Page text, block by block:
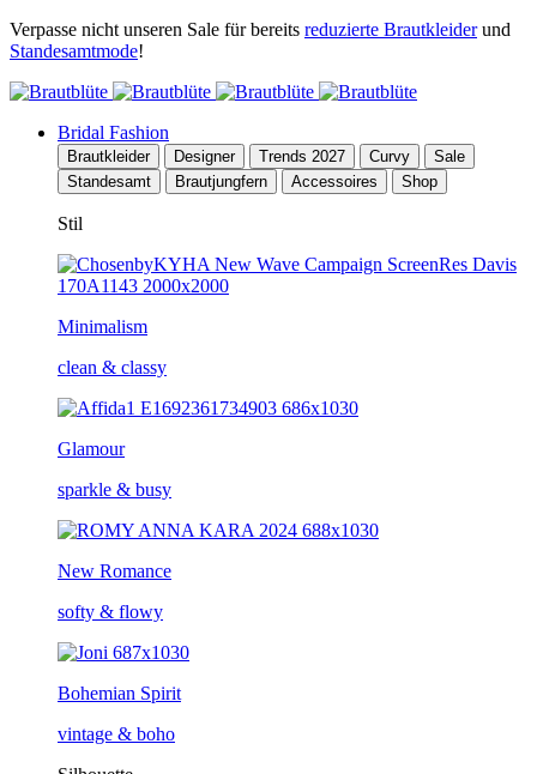
Verpasse nicht unseren Sale für bereits reduzierte Brautkleiderund
Standesamtmode!
Bridal Fashion
Brautkleider Designer Trends 2027 Curvy
Sale
Standesamt
Brautjungfern Accessoires Shop
Stil
Minimalism
clean & classy
Glamour
sparkle & busy
New Romance
softy & flowy
Bohemian Spirit
vintage & boho